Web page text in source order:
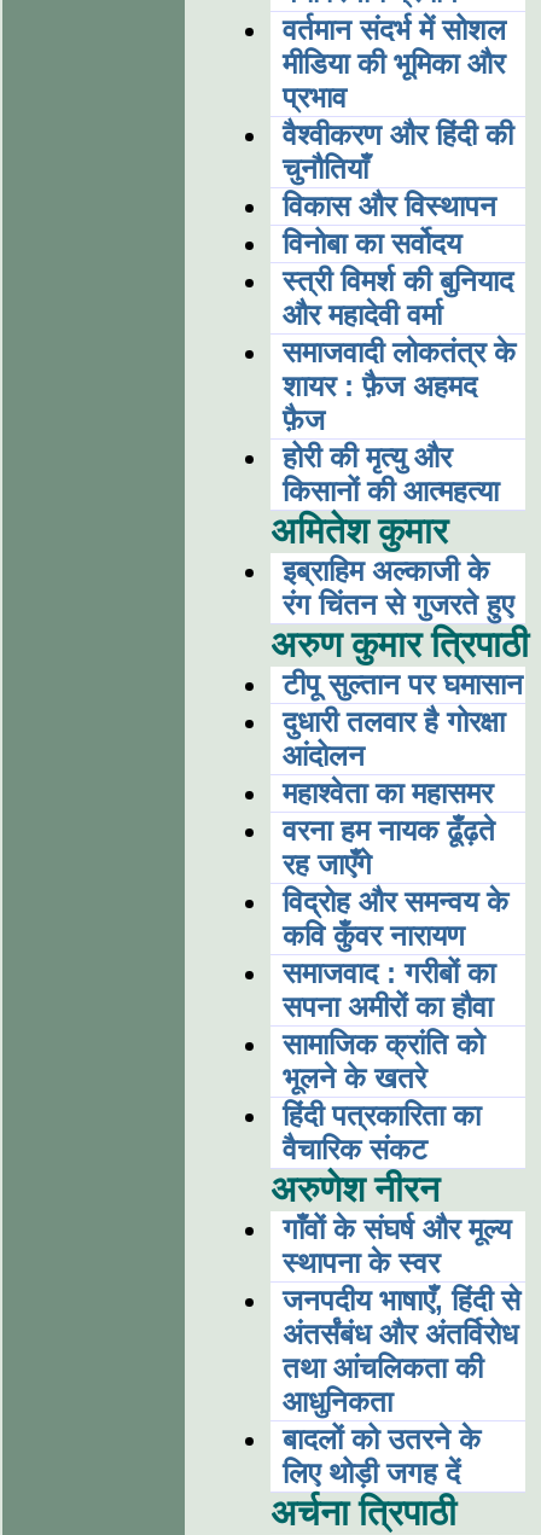
वर्तमान संदर्भ में सोशल
मीडिया की भूमिका और
प्रभाव
वैश्वीकरण और हिंदी की
चुनौतियाँ
विकास और विस्थापन
विनोबा का सर्वोदय
स्त्री विमर्श की बुनियाद
और महादेवी वर्मा
समाजवादी लोकतंत्र के
शायर : फ़ैज अहमद
फ़ैज
होरी की मृत्यु और
किसानों की आत्महत्या
अमितेश कुमार
इब्राहिम अल्काजी के
रंग चिंतन से गुजरते हुए
अरुण कुमार त्रिपाठी
टीपू सुल्तान पर घमासान
दुधारी तलवार है गोरक्षा
आंदोलन
महाश्वेता का महासमर
वरना हम नायक ढूँढ़ते
रह जाएँगे
विद्रोह और समन्वय के
कवि कुँवर नारायण
समाजवाद : गरीबों का
सपना अमीरों का हौवा
सामाजिक क्रांति को
भूलने के खतरे
हिंदी पत्रकारिता का
वैचारिक संकट
अरुणेश नीरन
गाँवों के संघर्ष और मूल्य
स्थापना के स्वर
जनपदीय भाषाएँ, हिंदी से
अंतर्संबंध और अंतर्विरोध
तथा आंचलिकता की
आधुनिकता
बादलों को उतरने के
लिए थोड़ी जगह दें
अर्चना त्रिपाठी